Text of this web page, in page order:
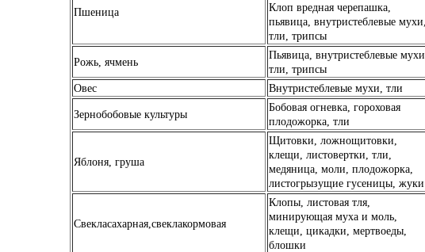
Пшеница
Клоп вредная черепашка,
пьявица, внутристеблевые мухи,
тли, трипсы
Рожь, ячмень
Пьявица, внутристеблевые мухи,
тли, трипсы
Овес
Внутристеблевые мухи, тли
Зернобобовые культуры
Бобовая огневка, гороховая
плодожорка, тли
Яблоня, груша
Щитовки, ложнощитовки,
клещи, листовертки, тли,
медяница, моли, плодожорка,
листогрызущие гусеницы, жуки
Свекласахарная,свеклакормовая
Клопы, листовая тля,
минирующая муха и моль,
клещи, цикадки, мертвоеды,
блошки